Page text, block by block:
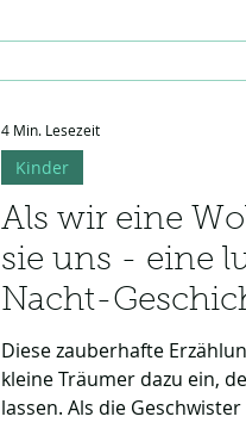
Als wir eine
sie uns - eine
Nacht-
Diese zauberhafte
kleine Träumer dazu ein,
lassen. Als die
Kinder
4 Min. Lesezeit